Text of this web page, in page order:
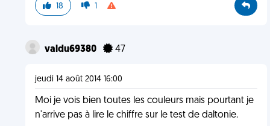
18 1
valdu69380 47
jeudi 14 août 2014 16:00
Moi je vois bien toutes les couleurs mais pourtant je
n'arrive pas à lire le chiffre sur le test de daltonie.